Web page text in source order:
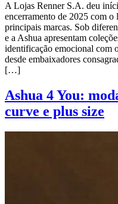
A Lojas Renner S.A. deu
encerramento de 2025 com o
principais marcas. Sob
e a Ashua apresentam
identificação emocional com
desde embaixadores
[…]
Ashua 4 You:
curve e plus size